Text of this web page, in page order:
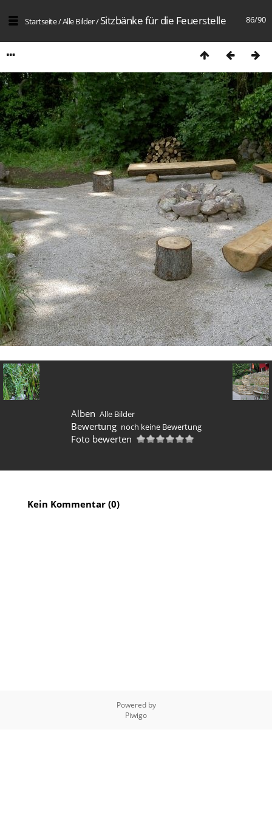
86/90
Startseite/Alle Bilder/Sitzbänke für die Feuerstelle
Alben Alle Bilder
Bewertung noch keine Bewertung
Foto bewerten
Kein Kommentar (0)
Powered by
Piwigo